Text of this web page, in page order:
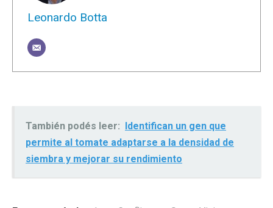
Leonardo Botta
También podés leer: Identifican un gen que
permite al tomate adaptarse a la densidad de
siembra y mejorar su rendimiento